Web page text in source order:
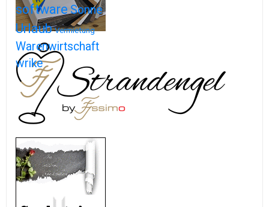
softwareSonne
Urlaub Vermietung
Warenwirtschaft
wrike